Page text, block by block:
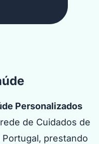
Personalizados
de Cuidados de
Portugal, prestando